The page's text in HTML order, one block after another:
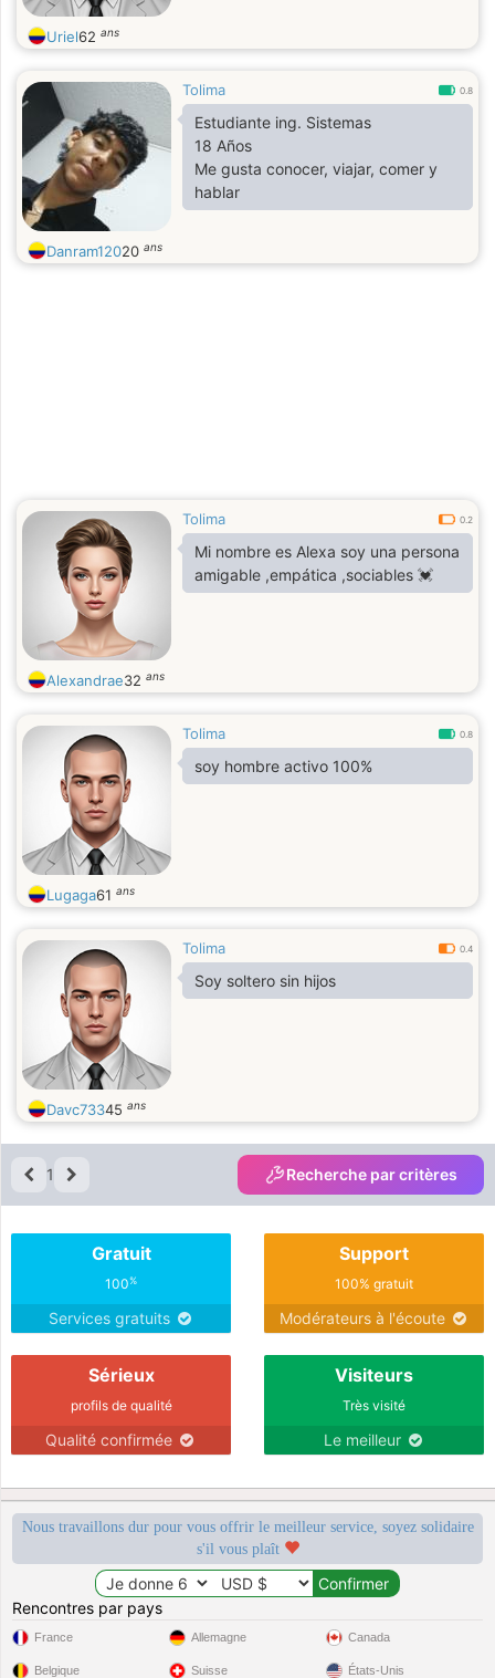
Uriel62 ans
Tolima 0.8
Estudiante ing. Sistemas
18 Años
Me gusta conocer, viajar, comer y
hablar
Danram12020 ans
Tolima 0.2
Mi nombre es Alexa soy una persona
amigable ,empática ,sociables 💓
Alexandrae32 ans
Tolima 0.8
soy hombre activo 100%
Lugaga61 ans
Tolima 0.4
Soy soltero sin hijos
Davc73345 ans
1 Recherche par critères
Gratuit
100%
Services gratuits
Support
100% gratuit
Modérateurs à l'écoute
Sérieux
profils de qualité
Qualité confirmée
Visiteurs
Très visité
Le meilleur
Nous travaillons dur pour vous offrir le meilleur service, soyez solidaire
s'il vous plaît
Rencontres par pays
France
Belgique
Allemagne
Suisse
Canada
États-Unis